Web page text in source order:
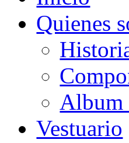
Quienes
Album
Vestuario